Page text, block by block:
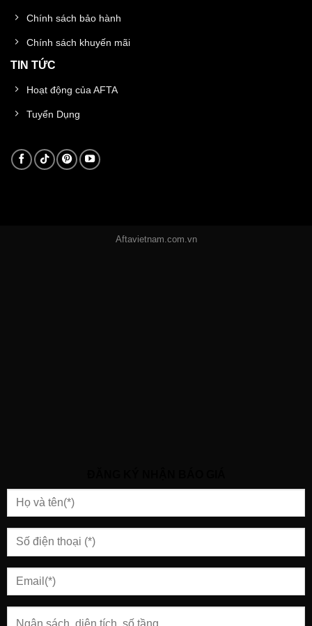
Chính sách bảo hành
Chính sách khuyến mãi
TIN TỨC
Hoạt động của AFTA
Tuyển Dụng
Aftavietnam.com.vn